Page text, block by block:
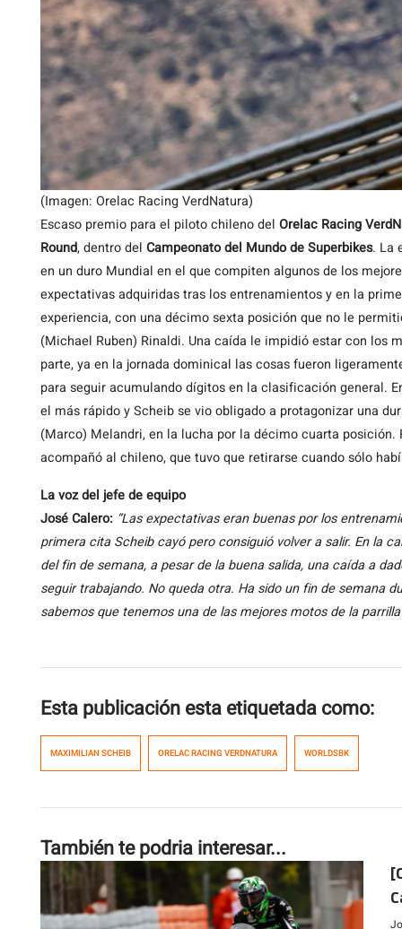
(Imagen: Orelac Racing VerdNatura)
Escaso premio para el piloto chileno del Orelac Racing
Round, dentro del Campeonato del Mundo de Superbikes. La
en un duro Mundial en el que compiten algunos de los
expectativas adquiridas tras los entrenamientos y en la
experiencia, con una décimo sexta posición que no le
(Michael Ruben) Rinaldi. Una caída le impidió estar con los
parte, ya en la jornada dominical las cosas fueron
para seguir acumulando dígitos en la clasificación general.
el más rápido y Scheib se vio obligado a protagonizar una
(Marco) Melandri, en la lucha por la décimo cuarta
acompañó al chileno, que tuvo que retirarse cuando sólo
La voz del jefe de equipo
José Calero: “Las expectativas eran buenas por los
primera cita Scheib cayó pero consiguió volver a salir. En la
del fin de semana, a pesar de la buena salida, una caída a
seguir trabajando. No queda otra. Ha sido un fin de semana
sabemos que tenemos una de las mejores motos de la
Esta publicación esta etiquetada como:
MAXIMILIAN SCHEIB ORELAC RACING VERDNATURA WORLDSBK
También te podria interesar...